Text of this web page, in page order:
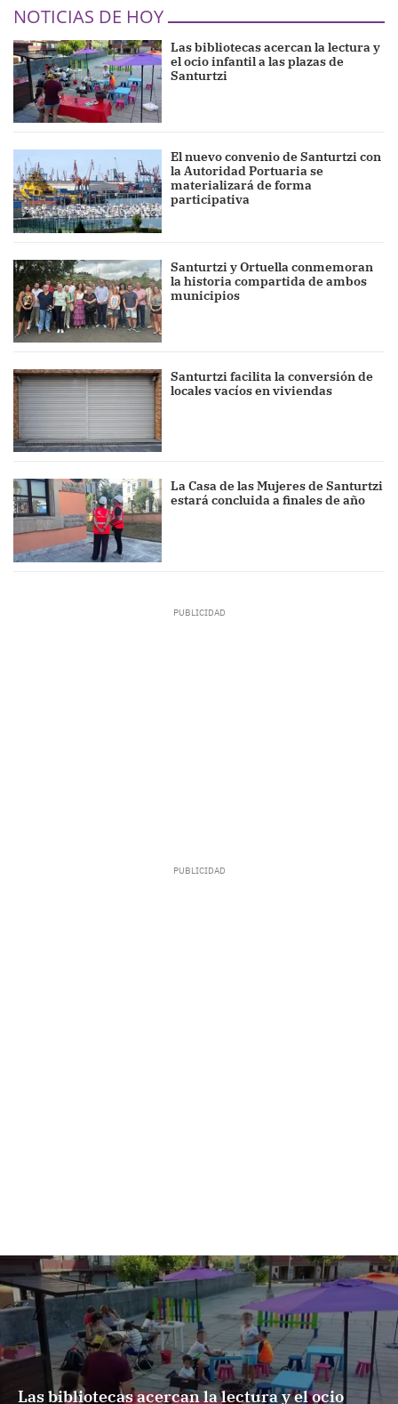
NOTICIAS DE HOY
Las bibliotecas acercan la lectura y
el ocio infantil a las plazas de
Santurtzi
El nuevo convenio de Santurtzi con
la Autoridad Portuaria se
materializará de forma
participativa
Santurtzi y Ortuella conmemoran
la historia compartida de ambos
municipios
Santurtzi facilita la conversión de
locales vacíos en viviendas
La Casa de las Mujeres de Santurtzi
estará concluida a finales de año
Las bibliotecas acercan la lectura y el ocio